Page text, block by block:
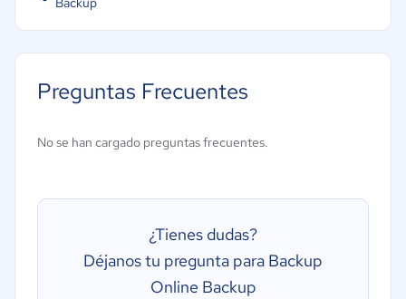
Compresión
Registro de copia de seguridad
Almacenamiento seguro de datos
Preguntas Frecuentes
No se han cargado preguntas frecuentes.
¿Tienes dudas?
Déjanos tu pregunta para Backup
Online Backup